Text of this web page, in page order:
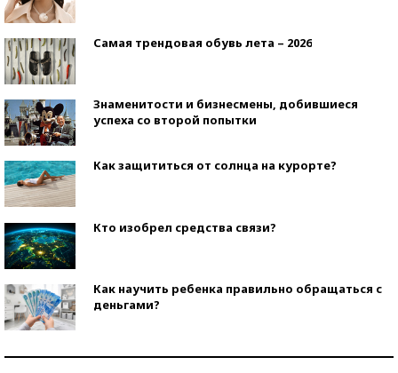
Самая трендовая обувь лета – 2026
Знаменитости и бизнесмены, добившиеся
успеха со второй попытки
Как защититься от солнца на курорте?
Кто изобрел средства связи?
Как научить ребенка правильно обращаться с
деньгами?